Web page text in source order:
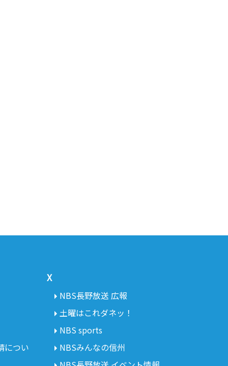
につい
X
NBS長野放送 広報
土曜はこれダネッ！
NBS sports
NBSみんなの信州